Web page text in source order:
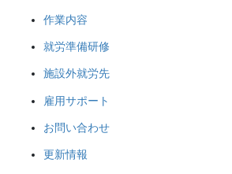
作業内容
就労準備研修
施設外就労先
雇用サポート
お問い合わせ
更新情報